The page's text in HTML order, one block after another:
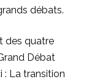
débats.
des quatre
Débat
: La transition